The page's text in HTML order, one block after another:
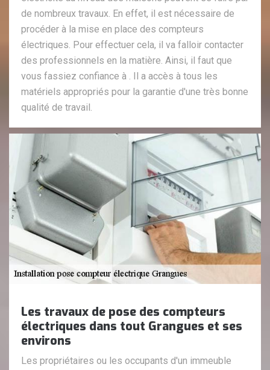
de nombreux travaux. En effet, il est nécessaire de
procéder à la mise en place des compteurs
électriques. Pour effectuer cela, il va falloir contacter
des professionnels en la matière. Ainsi, il faut que
vous fassiez confiance à . Il a accès à tous les
matériels appropriés pour la garantie d'une très bonne
qualité de travail.
Les travaux de pose des compteurs
électriques dans tout Grangues et ses
environs
Les propriétaires ou les occupants d'un immeuble